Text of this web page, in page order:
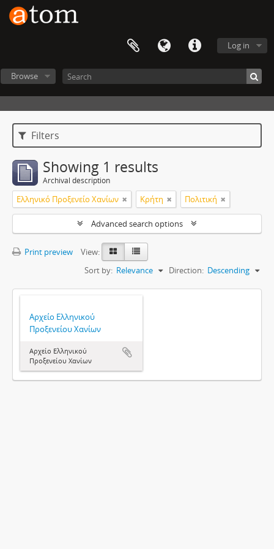
Log in
Browse
Filters
Showing 1 results
Archival description
Ελληνικό Προξενείο Χανίων Κρήτη Πολιτική
Advanced search options
Print preview
View:
Sort by: Relevance Direction: Descending
Αρχείο Ελληνικού
Προξενείου Χανίων
Αρχείο Ελληνικού
Προξενείου Χανίων